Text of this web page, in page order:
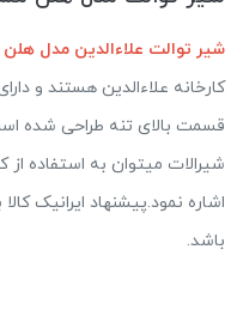
شیر توالت علاءالدین مدل
کارخانه علاءالدین هستند و
قسمت بالای تنه طراحی شده
شیرالات میتوان به استفاده
اشاره نمود.پیشنهاد ایرانیک
باشد.